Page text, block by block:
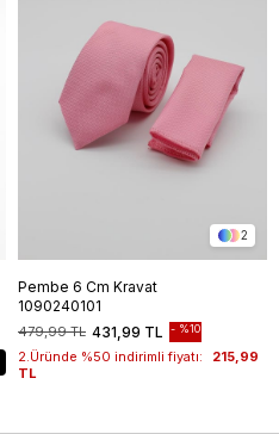
2
Pembe 6 Cm Kravat
1090240101
431,99 TL
479,99 TL %10
2.Üründe %50 indirimli fiyatı:
215,99
TL